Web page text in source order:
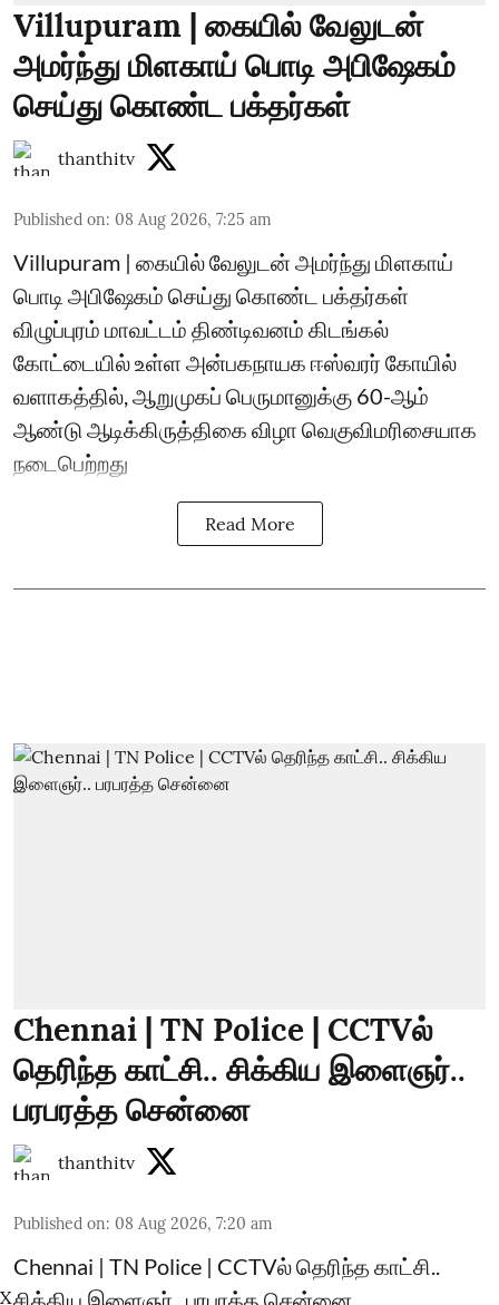
Villupuram | கையில் வேலுடன்
அமர்ந்து மிளகாய் பொடி அபிஷேகம்
செய்து கொண்ட பக்தர்கள்
thanthitv
Published on: 08 Aug 2026, 7:25 am
Villupuram | கையில் வேலுடன் அமர்ந்து மிளகாய்
பொடி அபிஷேகம் செய்து கொண்ட பக்தர்கள்
விழுப்புரம் மாவட்டம் திண்டிவனம் கிடங்கல்
கோட்டையில் உள்ள அன்பகநாயக ஈஸ்வரர் கோயில்
வளாகத்தில், ஆறுமுகப் பெருமானுக்கு 60-ஆம்
ஆண்டு ஆடிக்கிருத்திகை விழா வெகுவிமரிசையாக
நடைபெற்றது
Read More
Chennai | TN Police | CCTVல்
தெரிந்த காட்சி.. சிக்கிய இளைஞர்..
பரபரத்த சென்னை
thanthitv
Published on: 08 Aug 2026, 7:20 am
Chennai | TN Police | CCTVல் தெரிந்த காட்சி..
சிக்கிய இளைஞர்.. பரபரத்த சென்னை
X